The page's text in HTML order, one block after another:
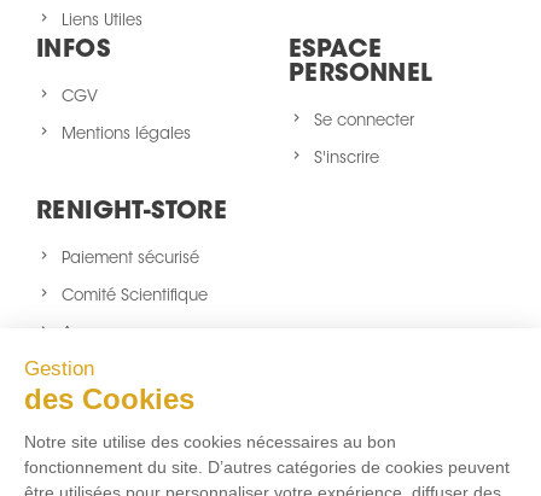
Gestion
des Cookies
Notre site utilise des cookies nécessaires au bon
fonctionnement du site. D’autres catégories de cookies peuvent
Liens Utiles
INFOS
CGV
Mentions légales
ESPACE
PERSONNEL
Se connecter
S'inscrire
RENIGHT-STORE
Paiement sécurisé
Comité Scientifique
A propos
Nouveaux produits
sitemap
NOUS SUIVRE